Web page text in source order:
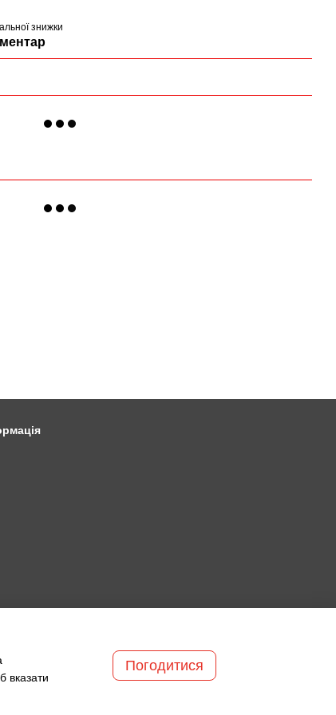
знижки
вказати
Погодитися